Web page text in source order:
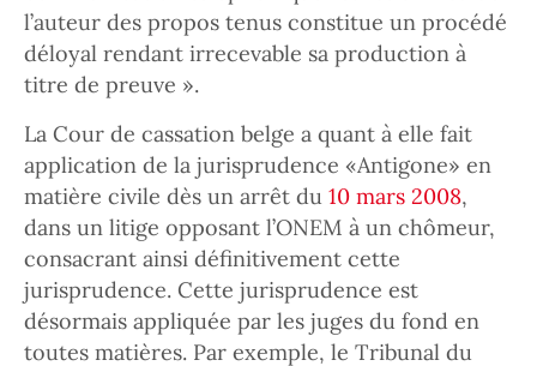
l’auteur des propos tenus constitue un procédé
déloyal rendant irrecevable sa production à
titre de preuve ».
La Cour de cassation belge a quant à elle fait
application de la jurisprudence «Antigone» en
matière civile dès un arrêt du 10 mars 2008,
dans un litige opposant l’ONEM à un chômeur,
consacrant ainsi définitivement cette
jurisprudence. Cette jurisprudence est
désormais appliquée par les juges du fond en
toutes matières. Par exemple, le Tribunal du